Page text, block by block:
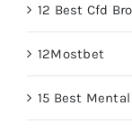
12 Best Cfd
12Mostbet
15 Best